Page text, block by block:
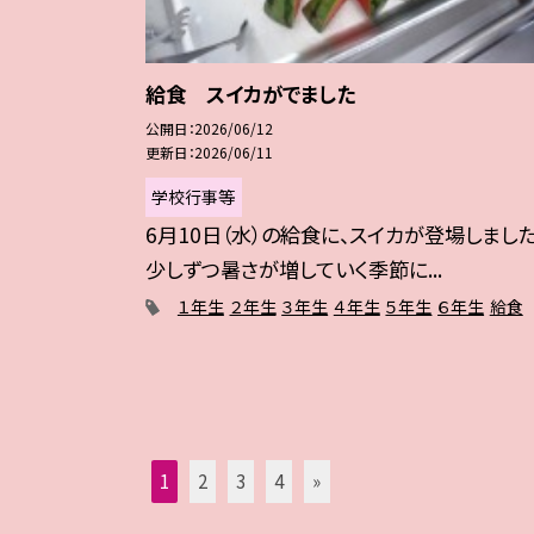
給食 スイカがでました
公開日 2026/06/12
更新日 2026/06/11
学校行事等
6月10日（水）の給食に、スイカが登場しました
少しずつ暑さが増していく季節に...
１年生 ２年生 ３年生 ４年生 ５年生 ６年生 給食
1 2 3 4 »